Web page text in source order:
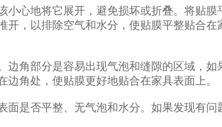
小心地将它展开，避免损坏或折叠。将贴
开，以排除空气和水分，使贴膜平整贴合
边角部分是容易出现气泡和缝隙的区域，
角处，使贴膜更好地贴合在家具表面上。
面是否平整、无气泡和水分。如果发现有